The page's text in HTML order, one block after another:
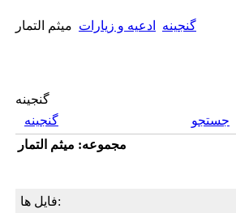
گنجینه ادعیه و زیارات ميثم التمار
گنجینه
گنجینه
جستجو
مجموعه: ميثم التمار
فایل ها: